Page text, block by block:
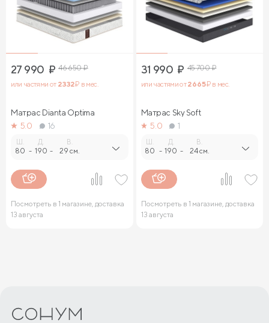
27 990 ₽ 46 650₽
или частями от 2 332₽ в мес.
Матрас Dianta Optima
5.0
16
Ш.
80 -
Д.
190 -
В.
29 см.
Посмотреть в 1 магазине, доставка
13 августа
31 990 ₽ 45 700₽
или частями от2 665₽ в мес.
Матрас Sky Soft
5.0
1
Ш.
80 -
Д.
190 -
В.
24 см.
Посмотреть в 1 магазине, доставка
13 августа